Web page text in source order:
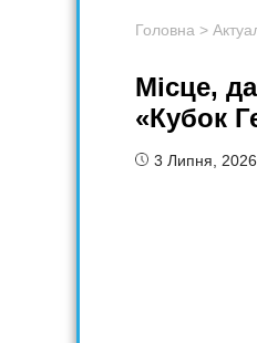
Головна >
Місце,
«Кубок
3 Липня, 2026